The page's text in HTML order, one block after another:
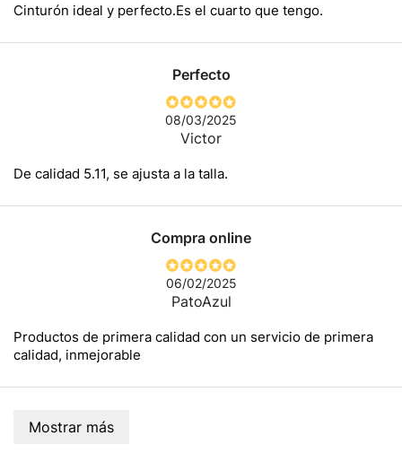
Cinturón ideal y perfecto.Es el cuarto que tengo.
Perfecto
08/03/2025
Victor
De calidad 5.11, se ajusta a la talla.
Compra online
06/02/2025
PatoAzul
Productos de primera calidad con un servicio de primera
calidad, inmejorable
Mostrar más